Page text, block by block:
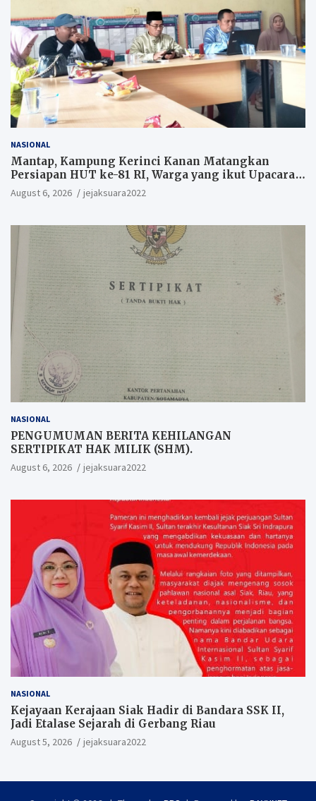
NASIONAL
Mantap, Kampung Kerinci Kanan Matangkan
Persiapan HUT ke-81 RI, Warga yang ikut Upacara
Berkesempatan Raih Hadiah
August 6, 2026 jejaksuara2022
NASIONAL
PENGUMUMAN BERITA KEHILANGAN
SERTIPIKAT HAK MILIK (SHM).
August 6, 2026 jejaksuara2022
NASIONAL
Kejayaan Kerajaan Siak Hadir di Bandara SSK II,
Jadi Etalase Sejarah di Gerbang Riau
August 5, 2026 jejaksuara2022